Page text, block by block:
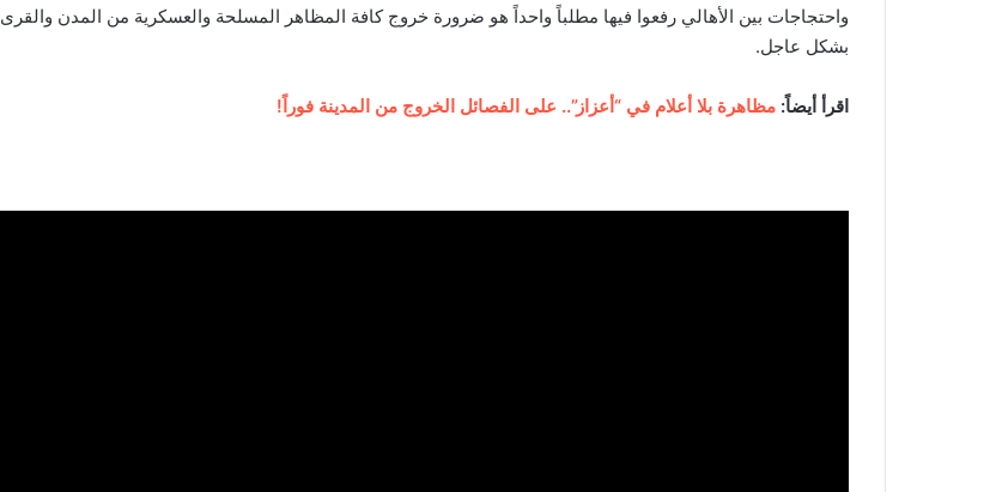
واحتجاجات بين الأهالي رفعوا فيها مطلباً واحداً هو ضرورة خروج كافة المظاهر المسلحة والعسكرية من المدن والقرى
بشكل عاجل.
اقرأ أيضاً: مظاهرة بلا أعلام في “أعزاز”.. على الفصائل الخروج من المدينة فوراً!